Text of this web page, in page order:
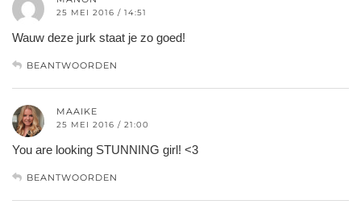
25 MEI 2016 / 14:51
Wauw deze jurk staat je zo goed!
BEANTWOORDEN
MAAIKE
25 MEI 2016 / 21:00
You are looking STUNNING girl! <3
BEANTWOORDEN